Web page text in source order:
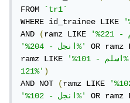
FROM `tr1`
WHERE id_trainee LIKE
AND (ramz LIKE
'%انجل - 204%'
OR
ramz LIKE
- 101%'
121%')
AND NOT (ramz LIKE
'%انجل - 102%'
OR